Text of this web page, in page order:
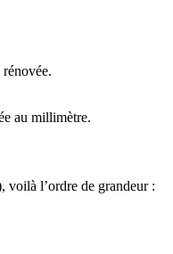
au millimètre.
voilà l’ordre de grandeur :